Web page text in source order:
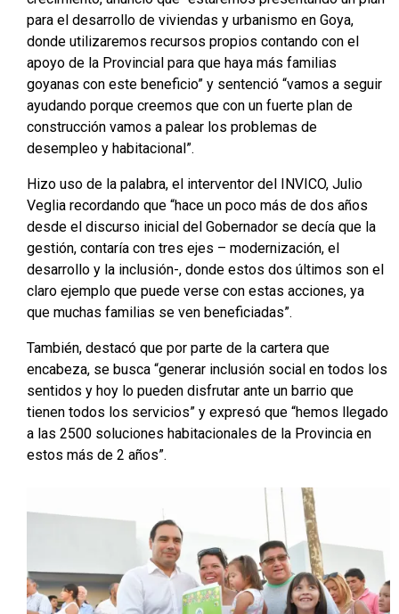
para el desarrollo de viviendas y urbanismo en Goya,
donde utilizaremos recursos propios contando con el
apoyo de la Provincial para que haya más familias
goyanas con este beneficio” y sentenció “vamos a seguir
ayudando porque creemos que con un fuerte plan de
construcción vamos a palear los problemas de
desempleo y habitacional”.
Hizo uso de la palabra, el interventor del INVICO, Julio
Veglia recordando que “hace un poco más de dos años
desde el discurso inicial del Gobernador se decía que la
gestión, contaría con tres ejes – modernización, el
desarrollo y la inclusión-, donde estos dos últimos son el
claro ejemplo que puede verse con estas acciones, ya
que muchas familias se ven beneficiadas”.
También, destacó que por parte de la cartera que
encabeza, se busca “generar inclusión social en todos los
sentidos y hoy lo pueden disfrutar ante un barrio que
tienen todos los servicios” y expresó que “hemos llegado
a las 2500 soluciones habitacionales de la Provincia en
estos más de 2 años”.